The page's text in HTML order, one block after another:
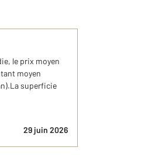
le prix moyen
moyen
superficie
29 juin 2026